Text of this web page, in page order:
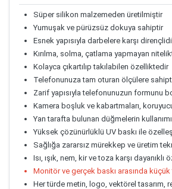
Süper silikon malzemeden üretilmiştir
Yumuşak ve pürüzsüz dokuya sahiptir
Esnek yapısıyla darbelere karşı
Kırılma, solma, çatlama yapmayan
Kolayca çıkartılıp takılabilen özelliktedir
Telefonunuza tam oturan ölçülere
Zarif yapısıyla telefonunuzun formunu
Kamera boşluk ve kabartmaları,
Yan tarafta bulunan düğmelerin
Yüksek çözünürlüklü UV baskı ile
Sağlığa zararsız mürekkep ve üretim
Isı, ışık, nem, kir ve toza karşı dayanıklı
Monitör ve gerçek baskı arasında
Her türde metin, logo, vektörel tasarım,